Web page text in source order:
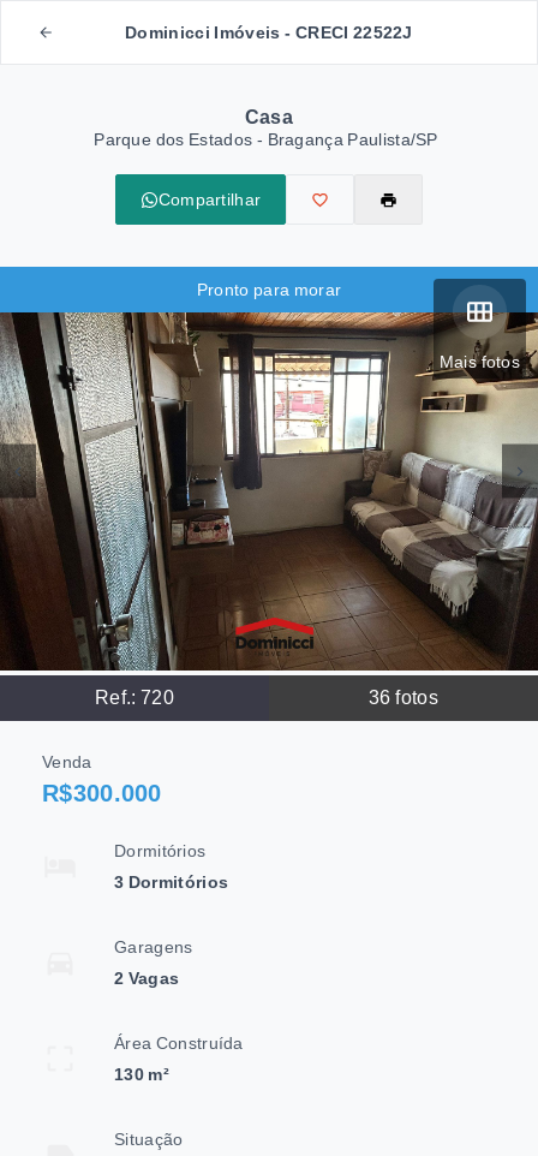
Dominicci Imóveis - CRECI 22522J
Casa
Parque dos Estados - Bragança Paulista/SP
Compartilhar
Mais fotos
Ref.:720 36 fotos
Pronto para morar
Venda
R$300.000
Dormitórios
3 Dormitórios
Garagens
2 Vagas
Área Construída
130 m²
Situação